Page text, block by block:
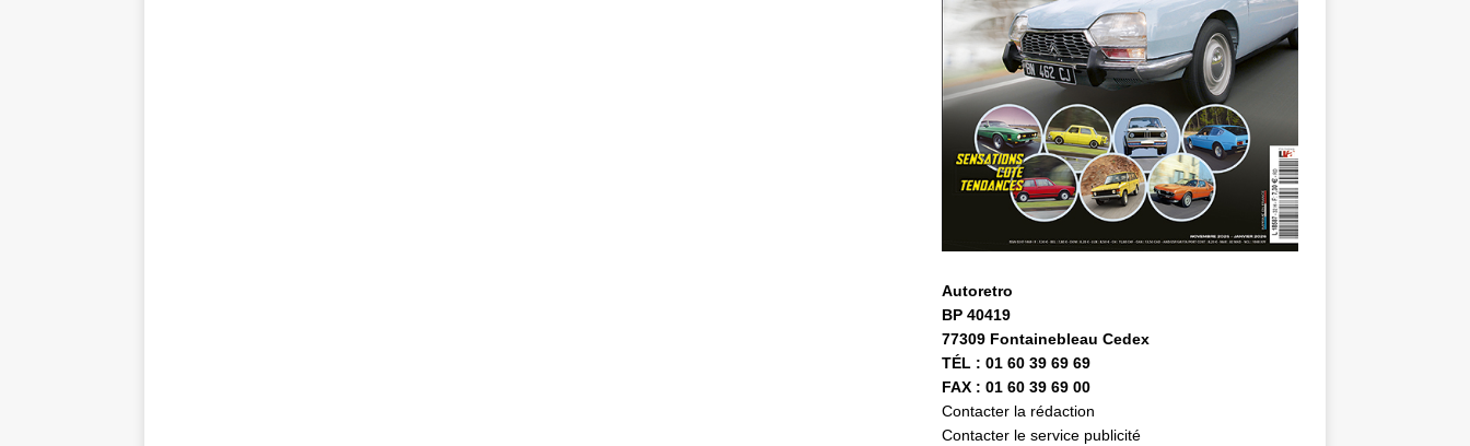
Autoretro
BP 40419
77309 Fontainebleau Cedex
TÉL : 01 60 39 69 69
FAX : 01 60 39 69 00
Contacter la rédaction
Contacter le service publicité